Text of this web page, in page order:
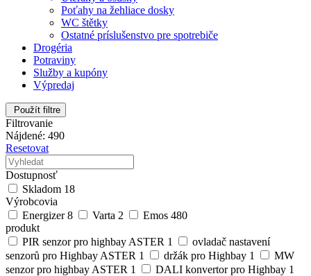
Poťahy na žehliace dosky
WC štětky
Ostatné príslušenstvo pre spotrebiče
Drogéria
Potraviny
Služby a kupóny
Výpredaj
Použít filtre
Filtrovanie
Nájdené: 490
Resetovat
Dostupnosť
Skladom 18
Výrobcovia
Energizer 8 Varta 2 Emos 480
produkt
PIR senzor pro highbay ASTER 1
ovladač nastavení
senzorů pro Highbay ASTER 1 držák pro Highbay 1
MW
senzor pro highbay ASTER 1 DALI konvertor pro Highbay 1